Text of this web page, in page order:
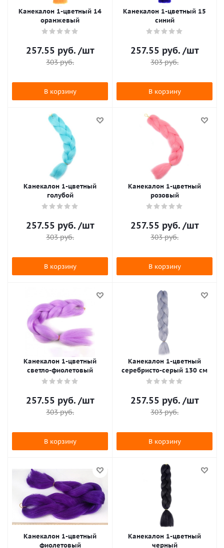
Канекалон 1-цветный 14
оранжевый
257.55 руб. /шт
303руб.
В корзину
Канекалон 1-цветный 15
синий
257.55 руб. /шт
303руб.
В корзину
Канекалон 1-цветный
голубой
257.55 руб. /шт
303руб.
В корзину
Канекалон 1-цветный
розовый
257.55 руб. /шт
303руб.
В корзину
Канекалон 1-цветный
светло-фиолетовый
257.55 руб. /шт
303руб.
В корзину
Канекалон 1-цветный
серебристо-серый 130 см
257.55 руб. /шт
303руб.
В корзину
Канекалон 1-цветный
фиолетовый
Канекалон 1-цветный
черный